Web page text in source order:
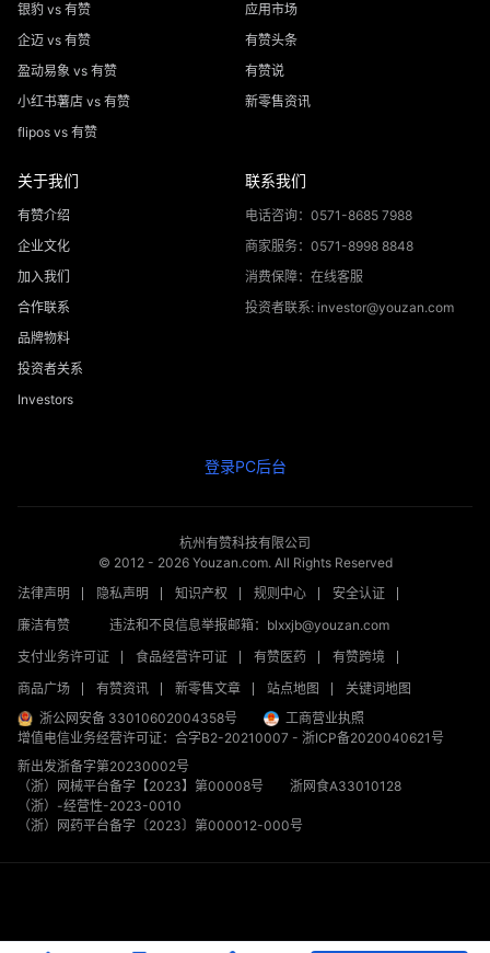
银豹 vs 有赞
企迈 vs 有赞
盈动易象 vs 有赞
小红书薯店 vs 有赞
flipos vs 有赞
应用市场
有赞头条
有赞说
新零售资讯
关于我们
有赞介绍
企业文化
加入我们
合作联系
品牌物料
投资者关系
Investors
联系我们
电话咨询：0571-8685 7988
商家服务：0571-8998 8848
消费保障：在线客服
投资者联系: investor@youzan.com
登录PC后台
杭州有赞科技有限公司
© 2012 - 2026Youzan.com. All Rights Reserved
法律声明
隐私声明 知识产权 规则中心
安全认证
廉洁有赞
违法和不良信息举报邮箱：blxxjb@youzan.com
支付业务许可证
食品经营许可证 有赞医药
有赞跨境
商品广场
有赞资讯 新零售文章 站点地图
关键词地图
浙公网安备 33010602004358号
工商营业执照
增值电信业务经营许可证：合字B2-20210007 - 浙ICP备2020040621号
新出发浙备字第20230002号
（浙）网械平台备字【2023】第00008号
浙网食A33010128
（浙）-经营性-2023-0010
（浙）网药平台备字〔2023〕第000012-000号